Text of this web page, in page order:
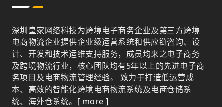
深圳皇家网络科技为跨境电子商务企业及第三方跨境
电商物流企业提供企业级运营系统和供应链咨询、设
计、开发和技术运维支持服务，成员均来之电子商务
及跨境物流行业，核心团队均有5年以上的先进电子商
务项目及电商物流管理经验。 致力于打造低运营成
本、高效的智能化跨境电商物流系统及电商仓储系
统、海外仓系统。 [ more ]